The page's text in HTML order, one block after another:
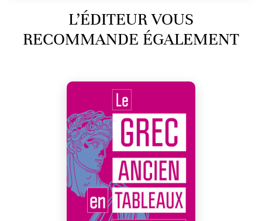
L’ÉDITEUR VOUS
RECOMMANDE ÉGALEMENT